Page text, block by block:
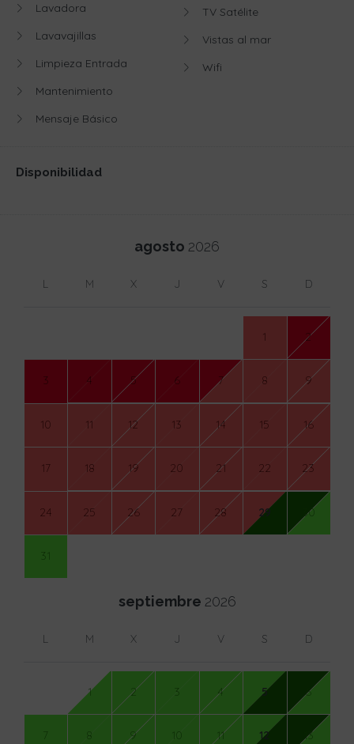
Lavadora
Lavavajillas
Limpieza Entrada
Mantenimiento
Mensaje Básico
TV Satélite
Vistas al mar
Wifi
Disponibilidad
agosto 2026
L M X J V S D
1 2
3 4 5 6 7 8 9
10 11 12 13 14 15 16
17 18 19 20 21 22 23
24 25 26 27 28 29 30
31
septiembre 2026
L M X J V S D
1 2 3 4 5 6
7 8 9 10 11 12 13